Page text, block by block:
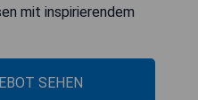
mit inspirierendem
SEHEN